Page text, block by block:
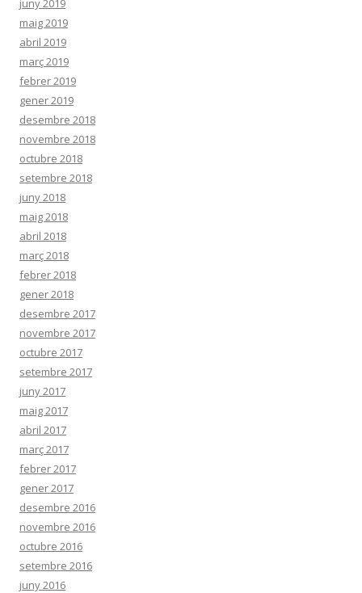
juny 2019
maig 2019
abril 2019
març 2019
febrer 2019
gener 2019
desembre 2018
novembre 2018
octubre 2018
setembre 2018
juny 2018
maig 2018
abril 2018
març 2018
febrer 2018
gener 2018
desembre 2017
novembre 2017
octubre 2017
setembre 2017
juny 2017
maig 2017
abril 2017
març 2017
febrer 2017
gener 2017
desembre 2016
novembre 2016
octubre 2016
setembre 2016
juny 2016